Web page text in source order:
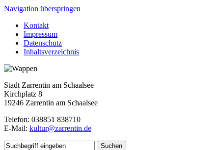
Navigation überspringen
Kontakt
Impressum
Datenschutz
Inhaltsverzeichnis
Stadt Zarrentin am Schaalsee
Kirchplatz 8
19246 Zarrentin am Schaalsee
Telefon: 038851 838710
E-Mail: kultur@zarrentin.de
Suchen